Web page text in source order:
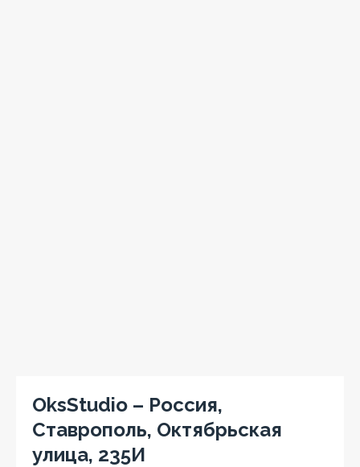
OksStudio – Россия,
Ставрополь, Октябрьская
улица, 235И